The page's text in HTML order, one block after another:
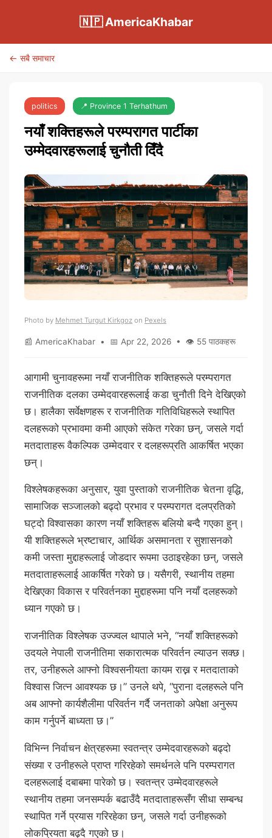
🇳🇵 AmericaKhabar
← सबै समाचार
politics 📍 Province 1 Terhathum
नयाँ शक्तिहरूले परम्परागत पार्टीका
उम्मेदवारहरूलाई चुनौती दिँदै
Photo by Mehmet Turgut Kirkgoz on Pexels
📰 AmericaKhabar • 📅 Apr 22, 2026 • 👁 55 पाठकहरू
आगामी चुनावहरूमा नयाँ राजनीतिक शक्तिहरूले परम्परागत
राजनीतिक दलका उम्मेदवारहरूलाई कडा चुनौती दिने देखिएको
छ। हालैका सर्वेक्षणहरू र राजनीतिक गतिविधिहरूले स्थापित
दलहरूको प्रभावमा कमी आएको संकेत गरेका छन्, जसले गर्दा
मतदाताहरू वैकल्पिक उम्मेदवार र दलहरूप्रति आकर्षित भएका
छन्।
विश्लेषकहरूका अनुसार, युवा पुस्ताको राजनीतिक चेतना वृद्धि,
सामाजिक सञ्जालको बढ्दो प्रभाव र परम्परागत दलप्रतिको
घट्दो विश्वासका कारण नयाँ शक्तिहरू बलियो बन्दै गएका हुन्।
यी शक्तिहरूले भ्रष्टाचार, आर्थिक असमानता र सुशासनको
कमी जस्ता मुद्दाहरूलाई जोडदार रूपमा उठाइरहेका छन्, जसले
मतदाताहरूलाई आकर्षित गरेको छ। यसैगरी, स्थानीय तहमा
देखिएका विकास र परिवर्तनका मुद्दाहरूमा पनि नयाँ दलहरूको
ध्यान गएको छ।
राजनीतिक विश्लेषक उज्ज्वल थापाले भने, “नयाँ शक्तिहरूको
उदयले नेपाली राजनीतिमा सकारात्मक परिवर्तन ल्याउन सक्छ।
तर, उनीहरूले आफ्नो विश्वसनीयता कायम राख्न र मतदाताको
विश्वास जित्न आवश्यक छ।” उनले थपे, “पुराना दलहरूले पनि
अब आफ्नो कार्यशैलीमा परिवर्तन गर्दै जनताको अपेक्षा अनुरूप
काम गर्नुपर्ने बाध्यता छ।”
विभिन्न निर्वाचन क्षेत्रहरूमा स्वतन्त्र उम्मेदवारहरूको बढ्दो
संख्या र उनीहरूले प्राप्त गरिरहेको समर्थनले पनि परम्परागत
दलहरूलाई दबाबमा पारेको छ। स्वतन्त्र उम्मेदवारहरूले
स्थानीय तहमा जनसम्पर्क बढाउँदै मतदाताहरूसँग सीधा सम्बन्ध
स्थापित गर्ने प्रयास गरिरहेका छन्, जसले गर्दा उनीहरूको
लोकप्रियता बढ्दै गएको छ।